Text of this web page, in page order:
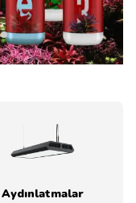
Aydınlatmalar